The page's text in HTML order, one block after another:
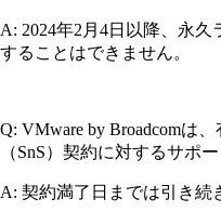
A: 2024年2月4日以降、永
することはできません。
Q: VMware by Broadcomは
（SnS）契約に対するサポ
A: 契約満了日までは引き続